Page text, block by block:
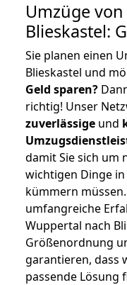
Umzüge
Blieskastel:
Sie planen einen
Blieskastel und
Geld sparen?
richtig! Unser
zuverlässige und
damit Sie sich um
wichtigen Dinge
kümmern
umfangreiche
Wuppertal nach
Größenordnung
garantieren, dass
passende Lösung